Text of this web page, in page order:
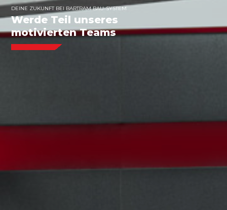
DEINE ZUKUNFT BEI BARTRAM BAU-SYSTEM
Werde Teil unseres
motivierten Teams